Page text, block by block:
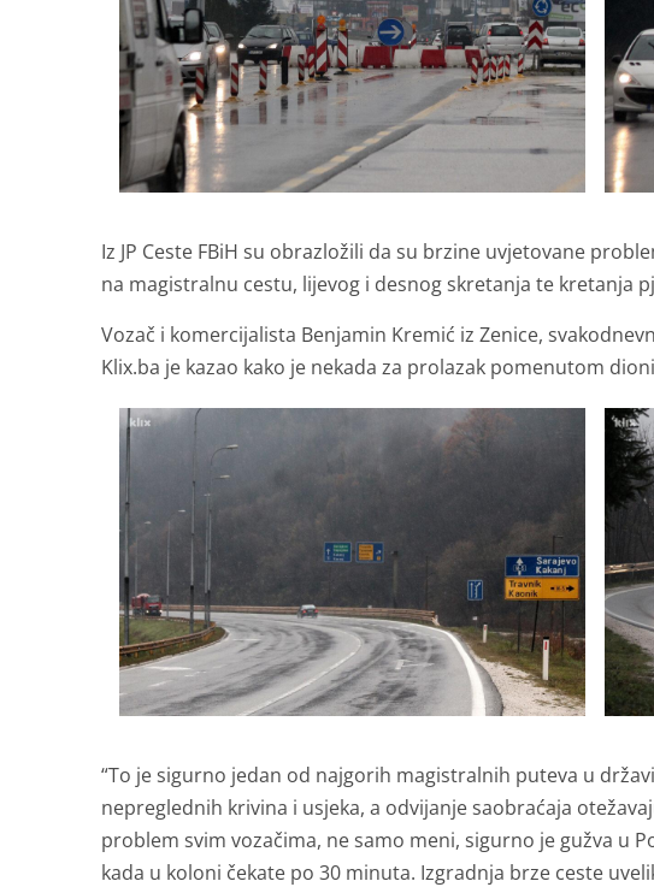
Iz JP Ceste FBiH su obrazložili da su brzine uvjetovane
na magistralnu cestu, lijevog i desnog skretanja te kretanja
Vozač i komercijalista Benjamin Kremić iz Zenice,
Klix.ba je kazao kako je nekada za prolazak pomenutom
“To je sigurno jedan od najgorih magistralnih puteva u
nepreglednih krivina i usjeka, a odvijanje saobraćaja
problem svim vozačima, ne samo meni, sigurno je gužva u
kada u koloni čekate po 30 minuta. Izgradnja brze ceste